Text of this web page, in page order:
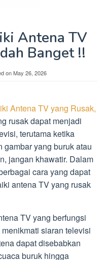
Antena TV
Banget !!
onMay 26, 2026
Antena TV yang Rusak,
rusak dapat menjadi
terutama ketika
yang buruk atau
jangan khawatir. Dalam
cara yang dapat
antena TV yang rusak
TV yang berfungsi
siaran televisi
dapat disebabkan
buruk hingga